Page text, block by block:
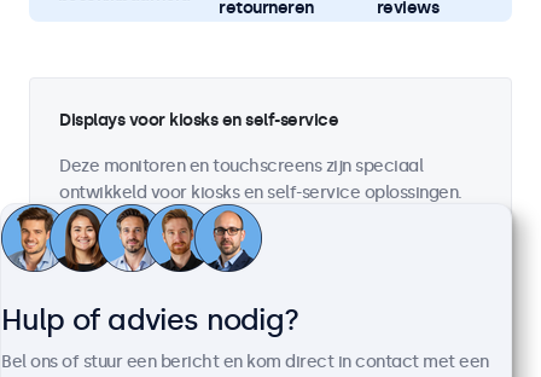
retourneren
reviews
Displays voor kiosks en self-service
Deze monitoren en touchscreens zijn speciaal
ontwikkeld voor kiosks en self-service oplossingen.
Met uitgebreide configuratiemogelijkheden en
veelzijdige montage-opties zijn de displays
eenvoudig te integreren in onder andere
De displays zijn gebouwd voor continu publiek
gebruik en garanderen een perfecte beeldkwaliteit
Hulp of advies nodig?
Bel ons of stuur een bericht en kom direct in contact met een